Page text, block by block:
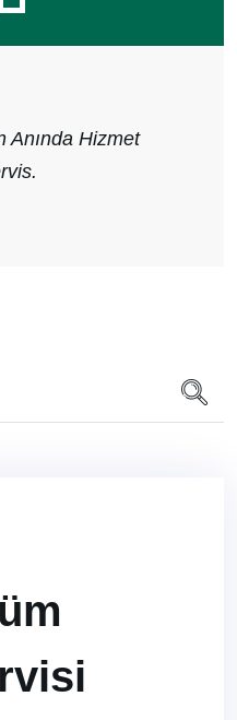
Anında Hizmet